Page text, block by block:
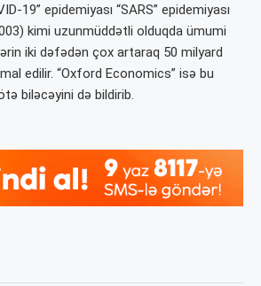
19” epidemiyası “SARS” epidemiyası
kimi uzunmüddətli olduqda ümumi
iki dəfədən çox artaraq 50 milyard
edilir. “Oxford Economics” isə bu
biləcəyini də bildirib.